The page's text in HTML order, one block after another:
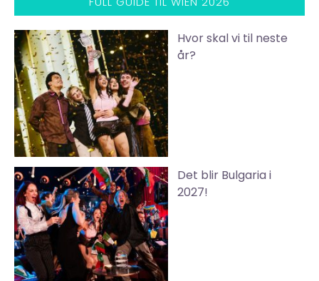
Hvor skal vi til neste
år?
Det blir Bulgaria i
2027!